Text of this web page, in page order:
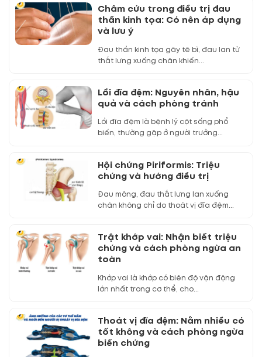
Châm cứu trong điều trị đau
thần kinh tọa: Có nên áp dụng
và lưu ý
Đau thần kinh tọa gây tê bì, đau lan từ
thắt lưng xuống chân khiến...
Lồi đĩa đệm: Nguyên nhân, hậu
quả và cách phòng tránh
Lồi đĩa đệm là bệnh lý cột sống phổ
biến, thường gặp ở người trưởng...
Hội chứng Piriformis: Triệu
chứng và hướng điều trị
Đau mông, đau thắt lưng lan xuống
chân không chỉ do thoát vị đĩa đệm...
Trật khớp vai: Nhận biết triệu
chứng và cách phòng ngừa an
toàn
Khớp vai là khớp có biên độ vận động
lớn nhất trong cơ thể, cho...
Thoát vị đĩa đệm: Nằm nhiều có
tốt không và cách phòng ngừa
biến chứng